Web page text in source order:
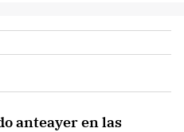
anteayer en las